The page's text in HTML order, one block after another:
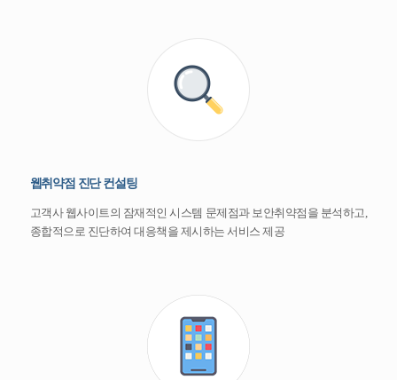
웹취약점 진단 컨설팅
고객사 웹사이트의 잠재적인 시스템 문제점과 보안취약점을 분석하고,
종합적으로 진단하여 대응책을 제시하는 서비스 제공